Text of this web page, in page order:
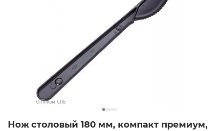
Нож столовый 180 мм, компакт премиум,